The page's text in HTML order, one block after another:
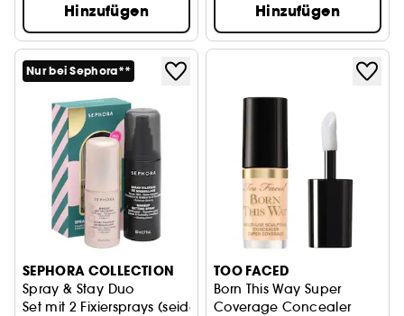
Hinzufügen Hinzufügen
Nur bei Sephora**
SEPHORA COLLECTION
Spray & Stay Duo
Set mit 2 Fixiersprays (seidenmatt & glowy)
TOO FACED
Born This Way Super
Coverage Concealer